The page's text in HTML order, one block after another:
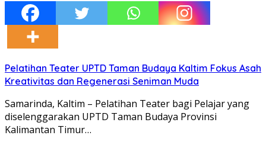
Pelatihan Teater UPTD Taman Budaya Kaltim Fokus Asah
Kreativitas dan Regenerasi Seniman Muda
Samarinda, Kaltim – Pelatihan Teater bagi Pelajar yang
diselenggarakan UPTD Taman Budaya Provinsi
Kalimantan Timur…